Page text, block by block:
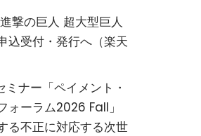
撃の巨人 超大型巨人
込受付・発行へ（楽天
ナー「ペイメント・
ォーラム2026 Fall」
る不正に対応する次世